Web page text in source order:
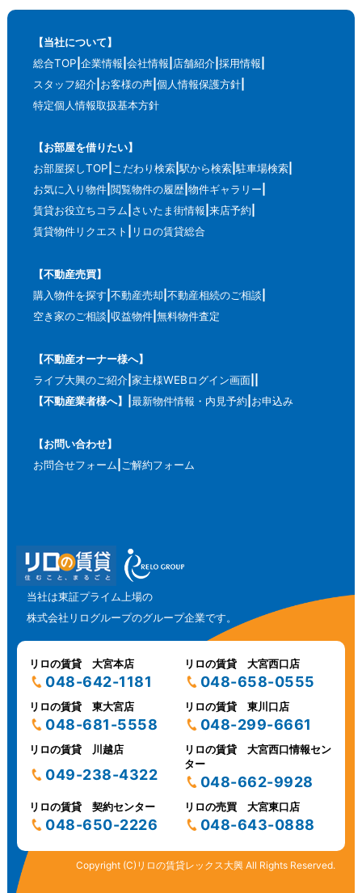
【当社について】
総合TOP 企業情報 会社情報 店舗紹介 採用情報
スタッフ紹介 お客様の声 個人情報保護方針
特定個人情報取扱基本方針
【お部屋を借りたい】
お部屋探しTOP こだわり検索 駅から検索 駐車場検索
お気に入り物件 閲覧物件の履歴 物件ギャラリー
賃貸お役立ちコラム さいたま街情報 来店予約
賃貸物件リクエスト
リロの賃貸総合
【不動産売買】
購入物件を探す 不動産売却 不動産相続のご相談
空き家のご相談 収益物件 無料物件査定
【不動産オーナー様へ】
ライブ大興のご紹介 家主様WEBログイン画面
【不動産業者様へ】
最新物件情報・内見予約 お申込み
【お問い合わせ】
お問合せフォーム ご解約フォーム
当社は東証プライム上場の
株式会社リログループのグループ企業です。
リロの賃貸 大宮本店
048-642-1181
リロの賃貸 大宮西口店
048-658-0555
リロの賃貸 東大宮店
048-681-5558
リロの賃貸 東川口店
048-299-6661
リロの賃貸 川越店
049-238-4322
リロの賃貸 大宮西口情報セン
ター
048-662-9928
リロの賃貸 契約センター
048-650-2226
リロの売買 大宮東口店
048-643-0888
Copyright (C)リロの賃貸レックス大興 All Rights Reserved.